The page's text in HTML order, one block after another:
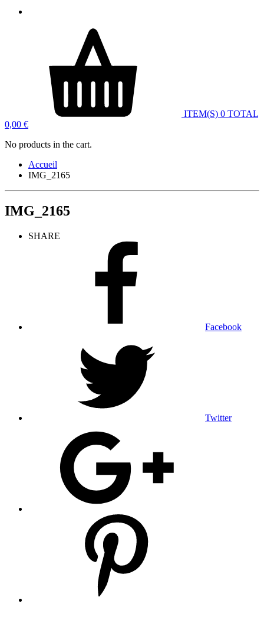
ITEM(S) 0 TOTAL
0,00 €
No products in the cart.
Accueil
IMG_2165
IMG_2165
SHARE
Facebook
Twitter